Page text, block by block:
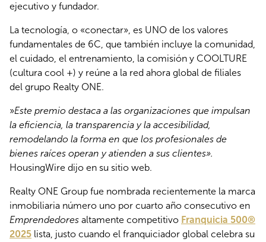
ejecutivo y fundador.
La tecnología, o «conectar», es UNO de los valores
fundamentales de 6C, que también incluye la comunidad,
el cuidado, el entrenamiento, la comisión y COOLTURE
(cultura cool +) y reúne a la red ahora global de filiales
del grupo Realty ONE.
»Este premio destaca a las organizaciones que impulsan
la eficiencia, la transparencia y la accesibilidad,
remodelando la forma en que los profesionales de
bienes raíces operan y atienden a sus clientes».
HousingWire dijo en su sitio web.
Realty ONE Group fue nombrada recientemente la marca
inmobiliaria número uno por cuarto año consecutivo en
Emprendedores altamente competitivo Franquicia 500®
2025 lista, justo cuando el franquiciador global celebra su